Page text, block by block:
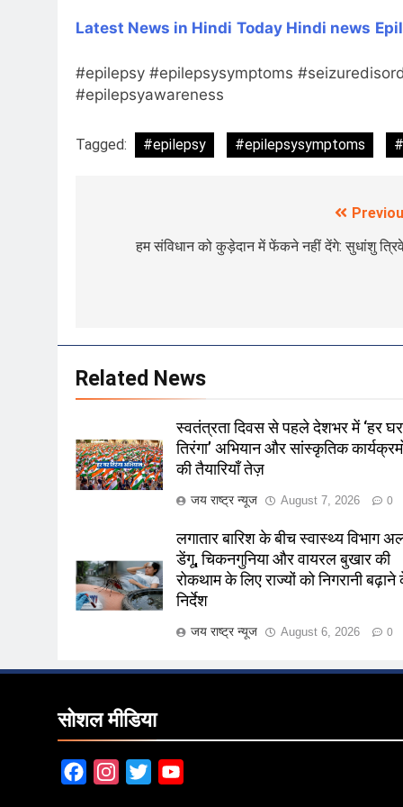
Latest News in Hindi Today Hindi news
#epilepsy #epilepsysymptoms
#epilepsyawareness
Tagged: #epilepsy #epilepsysymptoms
navigation
हम संविधान को कुड़ेदान में फेंकने नहीं देंगे: सुधांशु
Related News
स्वतंत्रता दिवस से पहले देशभर में ‘हर घर
तिरंगा’ अभियान और सांस्कृतिक
की तैयारियाँ तेज़
जय राष्ट्र न्यूज August 7, 2026 0
लगातार बारिश के बीच स्वास्थ्य विभाग
डेंगू, चिकनगुनिया और वायरल बुखार की
रोकथाम के लिए राज्यों को निगरानी
निर्देश
जय राष्ट्र न्यूज August 6, 2026 0
सोशल मीडिया
FacebookInstagram
Twitter